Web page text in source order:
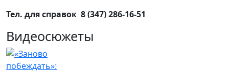
Тел. для справок 8 (347) 286-16-51
Видеосюжеты